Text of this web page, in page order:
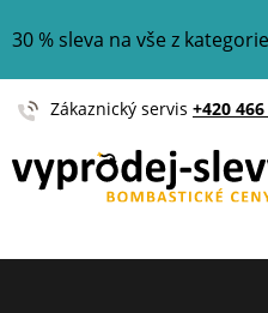
30 % sleva na vše z
Zákaznický servis +420